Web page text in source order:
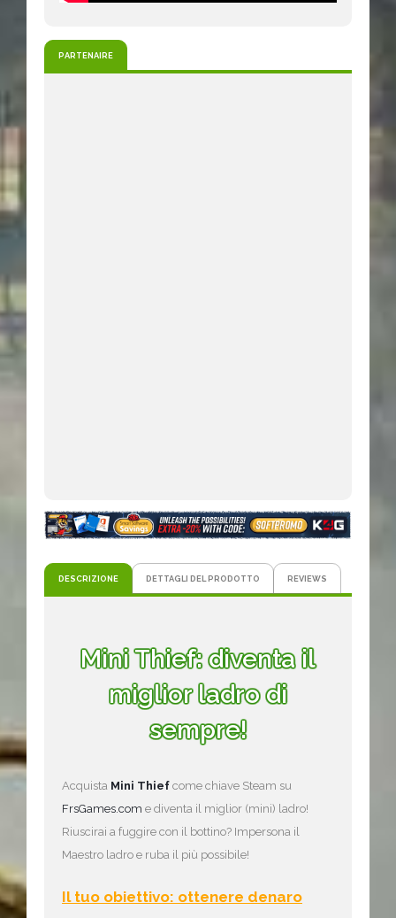
PARTENAIRE
DESCRIZIONE DETTAGLI DEL PRODOTTO REVIEWS
Mini Thief: diventa il
miglior ladro di
sempre!
Acquista Mini Thief come chiave Steam su
FrsGames.com e diventa il miglior (mini) ladro!
Riuscirai a fuggire con il bottino? Impersona il
Maestro ladro e ruba il più possibile!
Il tuo obiettivo: ottenere denaro